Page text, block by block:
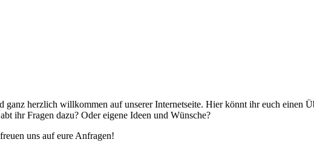
ganz herzlich willkommen auf unserer Internetseite. Hier könnt ihr euch einen
ihr Fragen dazu? Oder eigene Ideen und Wünsche?
uns auf eure Anfragen!